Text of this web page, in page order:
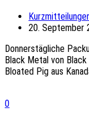
20. September
Donnerstägliche
Black Metal von
Bloated Pig aus
0